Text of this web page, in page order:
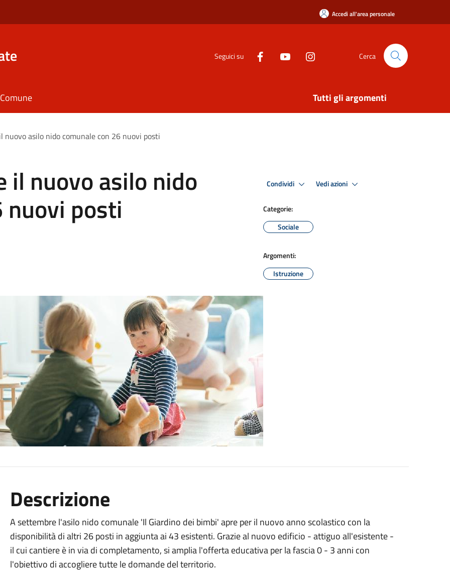
Accedi all'area personale
Seguici su Cerca
Tutti gli argomenti
nuovo asilo nido comunale con 26 nuovi posti
il nuovo asilo nido
nuovi posti
Condividi Vedi azioni
Categorie:
Sociale
Argomenti:
Istruzione
Descrizione
A settembre l'asilo nido comunale 'Il Giardino dei bimbi' apre per il nuovo anno scolastico con la
disponibilità di altri 26 posti in aggiunta ai 43 esistenti. Grazie al nuovo edificio - attiguo all'esistente -
il cui cantiere è in via di completamento, si amplia l'offerta educativa per la fascia 0 - 3 anni con
l'obiettivo di accogliere tutte le domande del territorio.